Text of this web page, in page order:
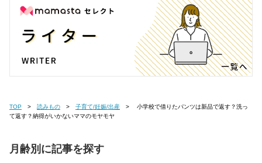
TOP 読みもの 子育て/妊娠/出産
て返す？納得がいかないママのモヤモヤ
月齢別に記事を探す